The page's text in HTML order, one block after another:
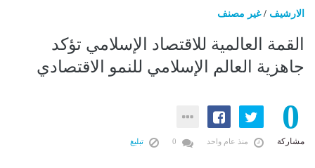
الارشيف /غير مصنف
القمة العالمية للاقتصاد الإسلامي تؤكد
جاهزية العالم الإسلامي للنمو الاقتصادي
0
مشاركة منذ عام واحد تبليغ